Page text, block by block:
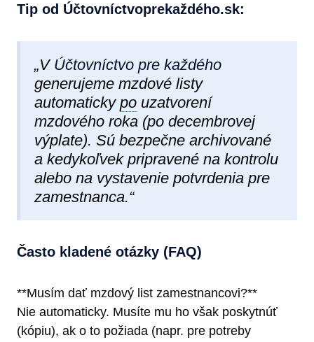
Tip od Účtovníctvoprekaždéh​o.sk:
„V Účtovníctvo pre každého
generujeme mzdové listy
automaticky po uzatvorení
mzdového roka (po decembrovej
výplate). Sú bezpečne archivované
a kedykoľvek pripravené na kontrolu
alebo na vystavenie potvrdenia pre
zamestnanca.“
Často kladené otázky (FAQ)
**Musím dať mzdový list zamestnancovi?**
Nie automaticky. Musíte mu ho však poskytnúť
(kópiu), ak o to požiada (napr. pre potreby